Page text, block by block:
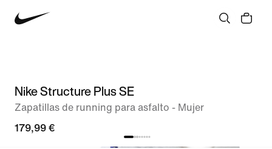
Nike Structure Plus SE
Zapatillas de running para asfalto - Mujer
179,99 €